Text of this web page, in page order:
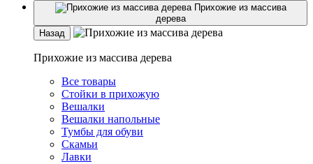
Прихожие из массива
дерева
Назад
Прихожие из массива дерева
Все товары
Стойки в прихожую
Вешалки
Вешалки напольные
Тумбы для обуви
Скамьи
Лавки